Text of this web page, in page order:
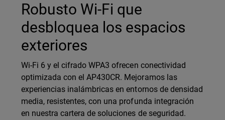
Robusto Wi-Fi que
desbloquea los espacios
exteriores
Wi-Fi 6 y el cifrado WPA3 ofrecen conectividad
optimizada con el AP430CR. Mejoramos las
experiencias inalámbricas en entornos de densidad
media, resistentes, con una profunda integración
en nuestra cartera de soluciones de seguridad.